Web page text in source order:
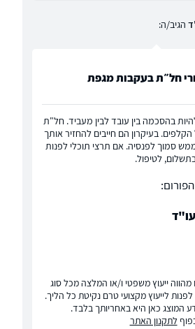
הגיב/ה:
חל״ת בעקבות מגפת
בהסכמה בין עובד לבין מעביד. חל"ת
בעיקרון הם חייבים להחזיר אותך
סמוך לפנסיה. אם תרצי תוכלי לפנות
לטיפול.
מהווה ייעוץ משפטי ו/או המלצה מכל סוג
לייעוץ מקצועי טרם נקיטת כל הליך.
המוצג כאן היא באחריותך בלבד.
לתקנון האתר